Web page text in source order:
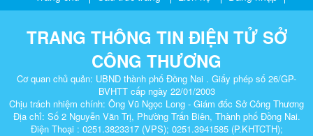
TRANG THÔNG TIN ĐIỆN TỬ SỞ
CÔNG THƯƠNG
Cơ quan chủ quản: UBND thành phố Đồng Nai . Giấy phép số 26/GP-
BVHTT cấp ngày 22/01/2003
Chịu trách nhiệm chính: Ông Vũ Ngọc Long - Giám đốc Sở Công Thương
Địa chỉ: Số 2 Nguyễn Văn Trị, Phường Trấn Biên, Thành phố Đồng Nai.
Điện Thoại : 0251.3823317 (VPS); 0251.3941585 (P.KHTCTH);